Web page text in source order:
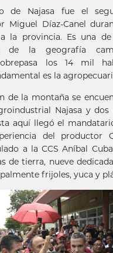
de Najasa fue el
Miguel Díaz-Canel
la provincia. Es una
de la geografía
los 14 mil
es la
de la montaña se
Najasa y dos
aquí llegó el
del productor
a la CCS Aníbal
de tierra, nueve
frijoles, yuca y